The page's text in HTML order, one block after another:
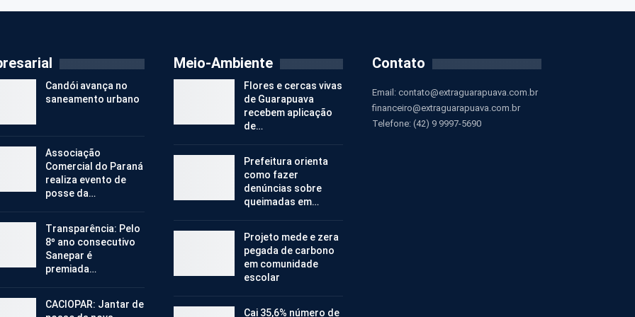
Candói avança no
saneamento urbano
Associação
Comercial do Paraná
realiza evento de
posse da…
Transparência: Pelo
8º ano consecutivo
Sanepar é
premiada…
CACIOPAR: Jantar de
Meio-Ambiente
Flores e cercas vivas
de Guarapuava
recebem aplicação
de…
Prefeitura orienta
como fazer
denúncias sobre
queimadas em…
Projeto mede e zera
pegada de carbono
em comunidade
escolar
Cai 35,6% número de
Contato
Email: contato@extraguarapuava.com.br
financeiro@extraguarapuava.com.br
Telefone: (42) 9 9997-5690